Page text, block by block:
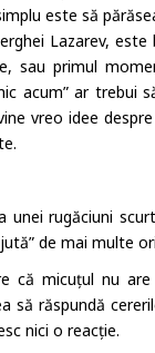
este să
Lazarev,
sau primul
acum” ar trebui
vreo idee
rugăciuni
de mai multe
că micuțul nu
să răspundă
nici o reacție.